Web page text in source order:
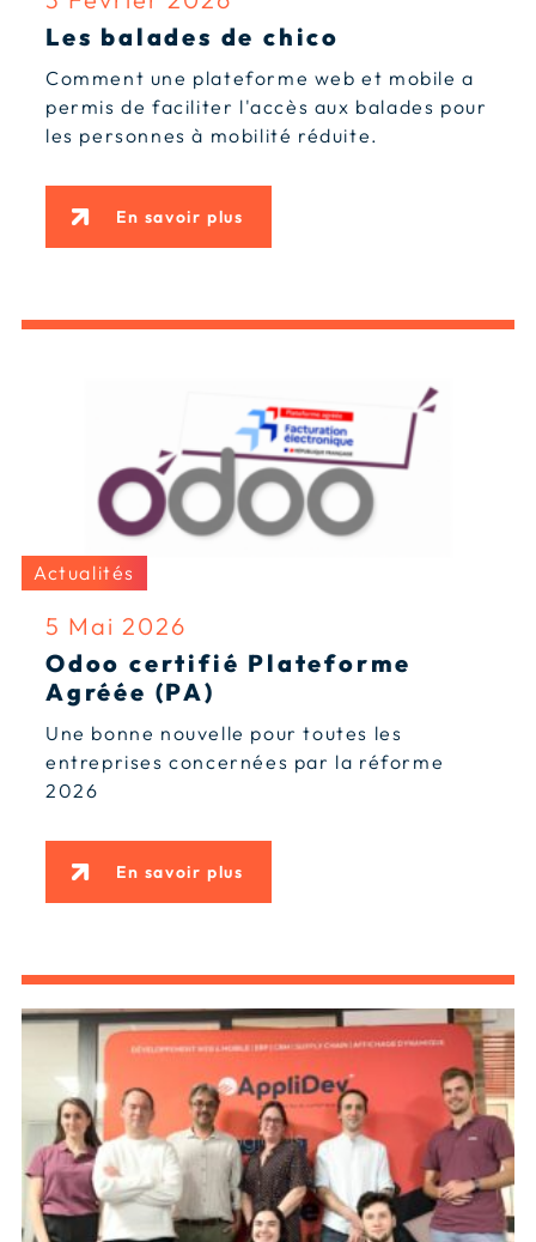
Les balades de chico
Comment une plateforme web et mobile a
permis de faciliter l'accès aux balades pour
les personnes à mobilité réduite.
En savoir plus
Actualités
5 Mai 2026
Odoo certifié Plateforme
Agréée (PA)
Une bonne nouvelle pour toutes les
entreprises concernées par la réforme
2026
En savoir plus